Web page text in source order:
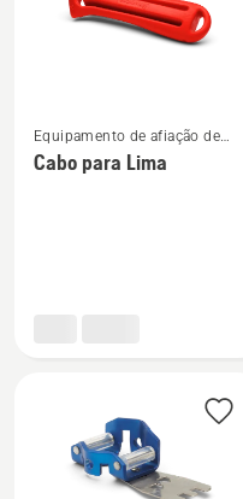
See
Equipamento de afiação de
motosserra
Cabo para Lima